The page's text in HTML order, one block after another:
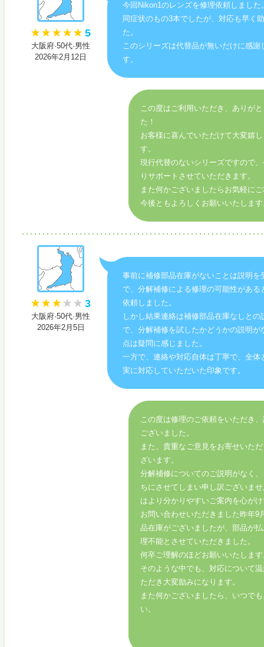
5
大阪府·50代·男性
2026年2月12日
今回Nikon1のレンズを修理依頼しました
同症状のもの3本でしたが、対応も早く
た。
このシリーズは代替品が無いだけに感謝
す。
この度はご利用いただき、ありが
た！
お客様に喜んでいただけて大変嬉
す。
現行代替のないシリーズですので
りサポートさせていただきます。
また何かございましたらお気軽に
今後ともよろしくお願いいたしま
3
大阪府·50代·男性
2026年2月5日
事前に補修部品在庫がないことは説明を
で、分解補修による修理の可能性がある
依頼しました。
しかし結果連絡は補修部品在庫なしとの
で、分解補修を試したかどうかの説明が
点は疑問に感じました。
一方で、連絡や対応自体は丁寧で、全体
実に対応していただいた印象です。
この度は修理のご依頼をいただき
ございました。
また、貴重なご意見をお寄せいた
ざいます。
分解補修についてのご説明がなく
ちにさせてしまい申し訳ございま
はより分かりやすいご案内を心が
お問い合わせいただきました昨年9
品在庫がございましたが、部品が
理不能とさせていただきました。
何卒ご理解のほどお願いいたしま
そのような中でも、対応について
ただき大変励みになります。
また何かございましたら、いつで
い。